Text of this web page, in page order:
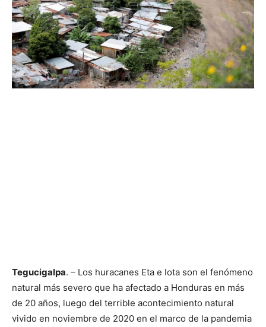
Tegucigalpa. – Los huracanes Eta e Iota son el fenómeno
natural más severo que ha afectado a Honduras en más
de 20 años, luego del terrible acontecimiento natural
vivido en noviembre de 2020 en el marco de la pandemia